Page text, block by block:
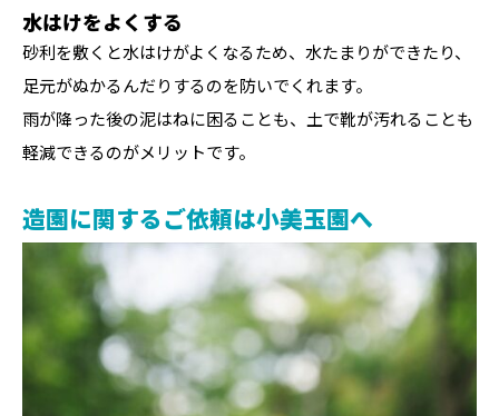
水はけをよくする
砂利を敷くと水はけがよくなるため、水たまりができたり、
足元がぬかるんだりするのを防いでくれます。
雨が降った後の泥はねに困ることも、土で靴が汚れることも
軽減できるのがメリットです。
造園に関するご依頼は小美玉園へ